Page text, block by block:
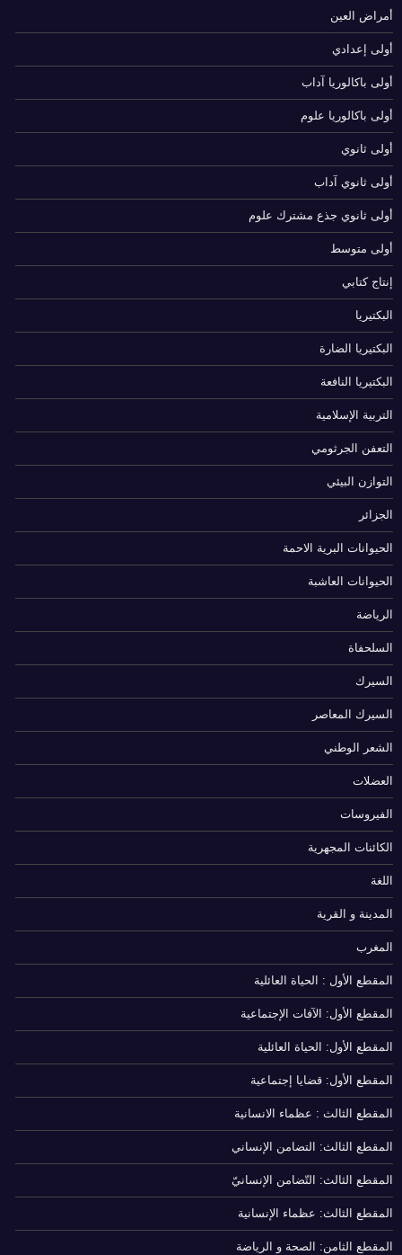
أمراض العين
أولى إعدادي
أولى باكالوريا آداب
أولى باكالوريا علوم
أولى ثانوي
أولى ثانوي آداب
أولى ثانوي جذع مشترك علوم
أولى متوسط
إنتاج كتابي
البكتيريا
البكتيريا الضارة
البكتيريا النافعة
التربية الإسلامية
التعفن الجرثومي
التوازن البيئي
الجزائر
الحيوانات البرية الاحمة
الحيوانات العاشبة
الرياضة
السلحفاة
السيرك
السيرك المعاصر
الشعر الوطني
العضلات
الفيروسات
الكائنات المجهرية
اللغة
المدينة و القرية
المغرب
المقطع الأول : الحياة العائلية
المقطع الأول: الآفات الإجتماعية
المقطع الأول: الحياة العائلية
المقطع الأول: قضايا إجتماعية
المقطع الثالث : عظماء الانسانية
المقطع الثالث: التضامن الإنساني
المقطع الثالث: التّضامن الإنسانيّ
المقطع الثالث: عظماء الإنسانية
المقطع الثامن: الصحة و الرياضة